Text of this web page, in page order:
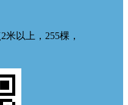
以上，255棵，